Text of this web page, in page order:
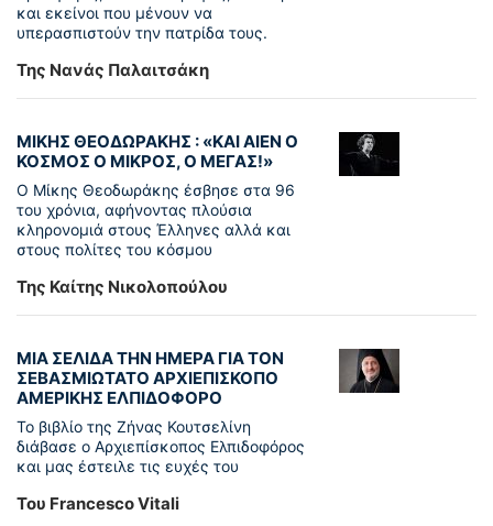
και εκείνοι που μένουν να
υπερασπιστούν την πατρίδα τους.
Της Νανάς Παλαιτσάκη
ΜΙΚΗΣ ΘΕΟΔΩΡΑΚΗΣ : «KAI ΑΙΕΝ Ο
ΚΟΣΜΟΣ Ο ΜΙΚΡΟΣ, Ο ΜΕΓΑΣ!»
Ο Μίκης Θεοδωράκης έσβησε στα 96
του χρόνια, αφήνοντας πλούσια
κληρονομιά στους Έλληνες αλλά και
στους πολίτες του κόσμου
Της Καίτης Νικολοπούλου
ΜΙΑ ΣΕΛΙΔΑ ΤΗΝ ΗΜΕΡΑ ΓΙΑ ΤΟΝ
ΣΕΒΑΣΜΙΩΤΑΤΟ ΑΡΧΙΕΠΙΣΚΟΠΟ
ΑΜΕΡΙΚΗΣ ΕΛΠΙΔΟΦΟΡΟ
Το βιβλίο της Ζήνας Κουτσελίνη
διάβασε ο Αρχιεπίσκοπος Ελπιδοφόρος
και μας έστειλε τις ευχές του
Του Francesco Vitali